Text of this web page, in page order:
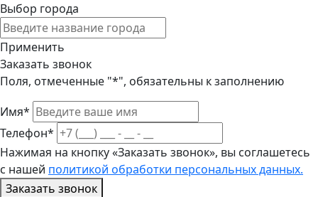
Выбор города
Применить
Заказать звонок
Поля, отмеченные "*", обязательны к заполнению
Имя*
Телефон*
Нажимая на кнопку «Заказать звонок», вы соглашетесь
с нашей политикой обработки персональных данных.
Заказать звонок